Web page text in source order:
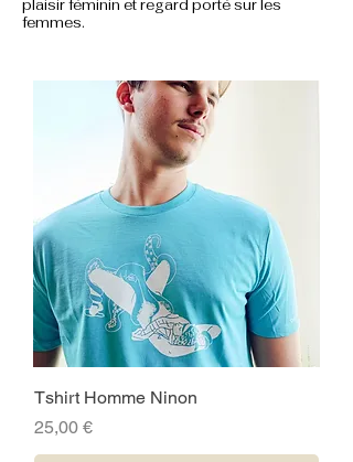
plaisir féminin et regard porté sur les
femmes.
Tshirt Homme Ninon
Prix
25,00 €